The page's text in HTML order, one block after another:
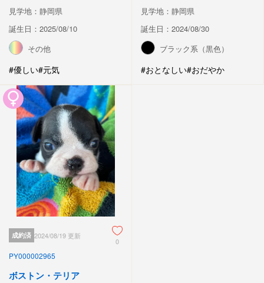
見学地：静岡県
誕生日：2025/08/10
その他
#優しい#元気
見学地：静岡県
誕生日：2024/08/30
ブラック系（黒色）
#おとなしい#おだやか
成約済 2024/08/19 更新
0
PY000002965
ボストン・テリア